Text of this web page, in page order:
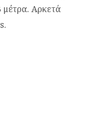
μέτρα. Αρκετά